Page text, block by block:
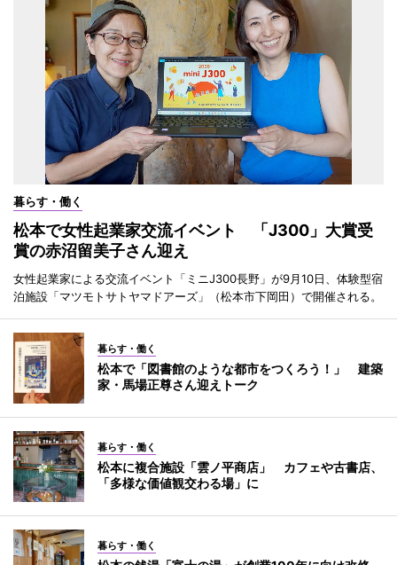
暮らす・働く
松本で女性起業家交流イベント 「J300」大賞受
賞の赤沼留美子さん迎え
女性起業家による交流イベント「ミニJ300長野」が9月10日、体験型宿
泊施設「マツモトサトヤマドアーズ」（松本市下岡田）で開催される。
暮らす・働く
松本で「図書館のような都市をつくろう！」 建築
家・馬場正尊さん迎えトーク
暮らす・働く
松本に複合施設「雲ノ平商店」 カフェや古書店、
「多様な価値観交わる場」に
暮らす・働く